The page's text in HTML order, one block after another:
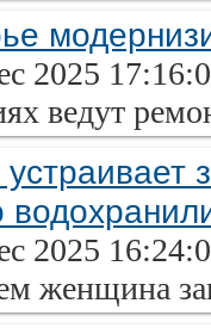
2025
ведут
2025
женщина